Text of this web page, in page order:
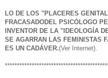
LO DE LOS "PLACERES
FRACASADODEL PSICÓLOGO
INVENTOR DE LA "IDEOLOGÍA
SE AGARRAN LAS FEMINISTAS
ES UN CADÁVER.(Ver Internet).